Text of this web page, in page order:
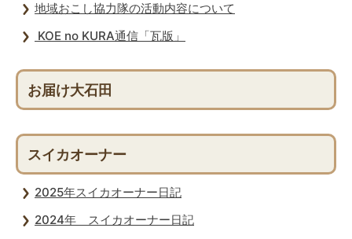
地域おこし協力隊の活動内容について
KOE no KURA通信「瓦版」
お届け大石田
スイカオーナー
2025年スイカオーナー日記
2024年 スイカオーナー日記